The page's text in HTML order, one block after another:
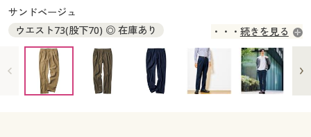
大きいサイズ 事務・制服
カタログ・チラシからのご注文
デジタルカタログ
カタログ無料プレゼント
カタログ無料プレゼント
会員メニュー
サンドベージュ
ウエスト73(股下70) ◎ 在庫あり
ウエスト73(股下73) ◎ 在庫あり
ウエスト73(股下76) ◎ 在庫あり
ウエスト73(股下79) ◎ 在庫あり
続きを見る